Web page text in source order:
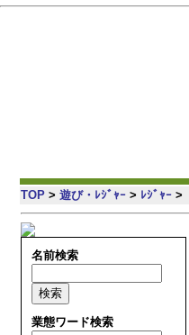
TOP > 遊び・ﾚｼﾞｬｰ > ﾚｼﾞｬｰ >
名前検索
業態ワード検索